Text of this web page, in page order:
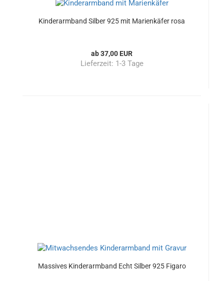
Kinderarmband Silber 925 mit Marienkäfer rosa
ab 37,00 EUR
Lieferzeit: 1-3 Tage
Massives Kinderarmband Echt Silber 925 Figaro